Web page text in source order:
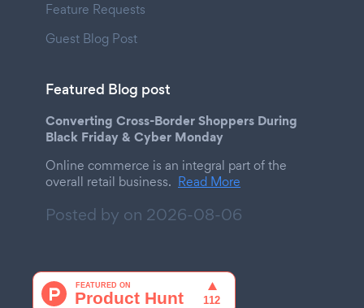
Feature Requests
Guest Blog Post
Featured Blog post
Converting Cross-Border Shoppers During
Black Friday & Cyber Monday
Online commerce is an integral part of the
overall retail business. Read More
Posted by on 2026-08-06